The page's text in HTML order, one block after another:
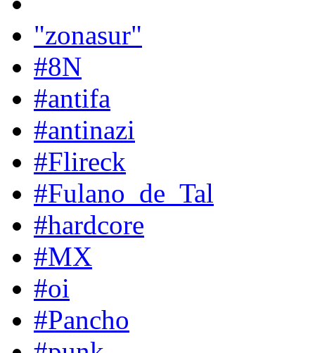
"zonasur"
#8N
#antifa
#antinazi
#Flireck
#Fulano_de_Tal
#hardcore
#MX
#oi
#Pancho